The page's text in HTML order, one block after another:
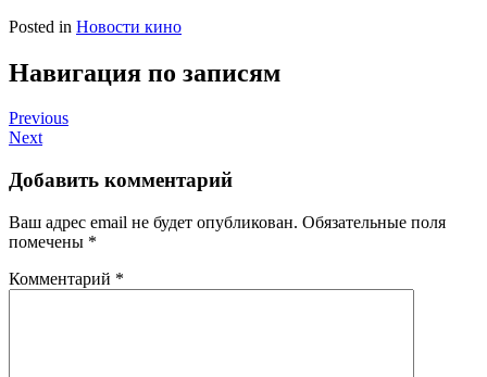
Posted in Новости кино
Навигация по записям
Previous
Next
Добавить комментарий
Ваш адрес email не будет опубликован. Обязательные поля
помечены *
Комментарий *